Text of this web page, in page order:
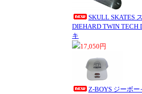
SKULL SKATES
DIEHARD TWIN TECH
キ
17,050円
Z-BOYS ジーボ